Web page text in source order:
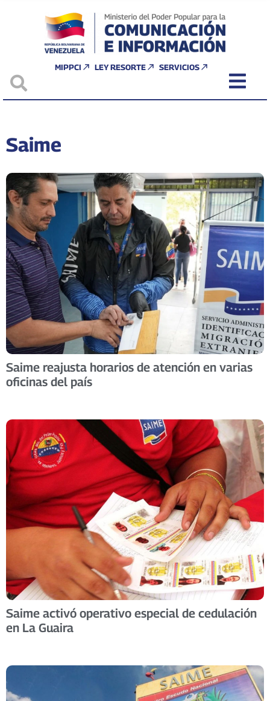
MIPPCI LEY RESORTE SERVICIOS
Saime
Saime reajusta horarios de atención en varias
oficinas del país
Saime activó operativo especial de cedulación
en La Guaira ​